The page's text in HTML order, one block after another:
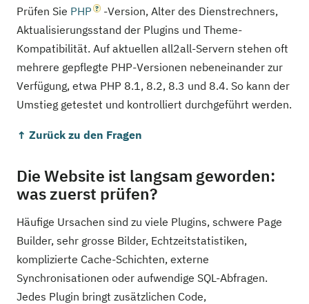
Prüfen Sie PHP
-Version, Alter des Dienstrechners,
Aktualisierungsstand der Plugins und Theme-
Kompatibilität. Auf aktuellen all2all-Servern stehen oft
mehrere gepflegte PHP-Versionen nebeneinander zur
Verfügung, etwa PHP 8.1, 8.2, 8.3 und 8.4. So kann der
Umstieg getestet und kontrolliert durchgeführt werden.
↑ Zurück zu den Fragen
Die Website ist langsam geworden:
was zuerst prüfen?
Häufige Ursachen sind zu viele Plugins, schwere Page
Builder, sehr grosse Bilder, Echtzeitstatistiken,
komplizierte Cache-Schichten, externe
Synchronisationen oder aufwendige SQL-Abfragen.
Jedes Plugin bringt zusätzlichen Code,